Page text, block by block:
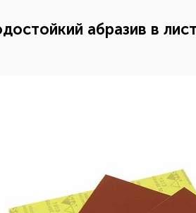
абразив в